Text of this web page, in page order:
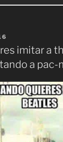
imitar a
a pac-